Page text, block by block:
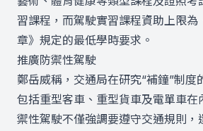
習課程，而駕駛實習課程資助上限為
章》規定的最低學時要求。
推廣防禦性駕駛
鄭岳威稱，交通局在研究“補鐘”制度
包括重型客車、重型貨車及電單車在
禦性駕駛不僅強調要遵守交通規則，